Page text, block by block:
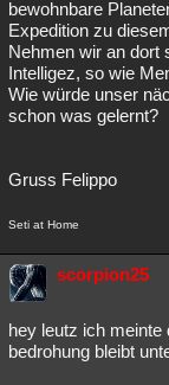
bewohnbare
Expedition zu
Nehmen wir an dort
Intelligez, so wie
Wie würde unser
schon was gelernt?
Gruss Felippo
Seti at Home
scorpion25
hey leutz ich meinte
bedrohung bleibt